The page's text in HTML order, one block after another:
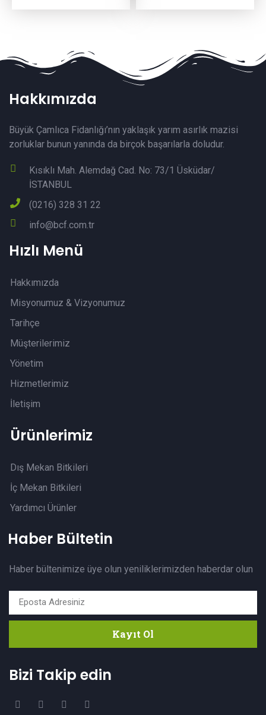
Hakkımızda
Büyük Çamlıca Fidanlığı’nın yaklaşık yarım asırlık mazisi
zorluklar bunun yanında da birçok başarılarla doludur.
Kısıklı Mah. Alemdağ Cad. No: 73/1 Üsküdar/
İSTANBUL
(0216) 328 31 22
info@bcf.com.tr
Hızlı Menü
Hakkımızda
Misyonumuz & Vizyonumuz
Tarihçe
Müşterilerimiz
Yönetim
Hizmetlerimiz
İletişim
Ürünlerimiz
Dış Mekan Bitkileri
İç Mekan Bitkileri
Yardımcı Ürünler
Haber Bültetin
Haber bültenimize üye olun yeniliklerimizden haberdar olun
Kayıt Ol
Bizi Takip edin